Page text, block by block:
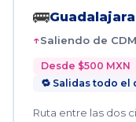
🚌Guadalajara
Saliendo de
Desde $500 MXN
🔁 Salidas todo el
Ruta entre las dos